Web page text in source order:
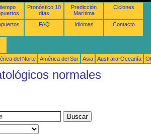
Pronóstico 10
días
Predicción
Marítima
Ciclones
FAQ Idiomas Contacto
del Norte América del Sur Asia Australia-Oceanía
normales